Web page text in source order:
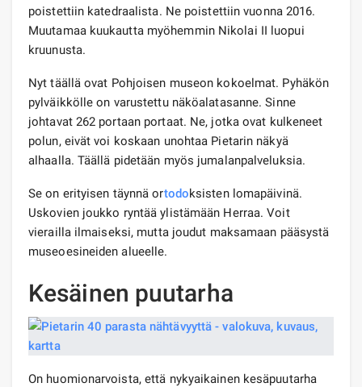
poistettiin katedraalista. Ne poistettiin vuonna 2016.
Muutamaa kuukautta myöhemmin Nikolai II luopui
kruunusta.
Nyt täällä ovat Pohjoisen museon kokoelmat. Pyhäkön
pylväikkölle on varustettu näköalatasanne. Sinne
johtavat 262 portaan portaat. Ne, jotka ovat kulkeneet
polun, eivät voi koskaan unohtaa Pietarin näkyä
alhaalla. Täällä pidetään myös jumalanpalveluksia.
Se on erityisen täynnä ortodoksisten lomapäivinä.
Uskovien joukko ryntää ylistämään Herraa. Voit
vierailla ilmaiseksi, mutta joudut maksamaan pääsystä
museoesineiden alueelle.
Kesäinen puutarha
On huomionarvoista, että nykyaikainen kesäpuutarha